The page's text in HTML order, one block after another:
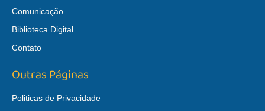
Comunicação
Biblioteca Digital
Contato
Outras Páginas
Politicas de Privacidade